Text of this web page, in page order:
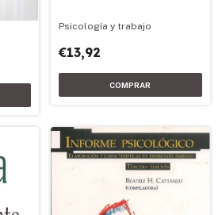
Psicología y trabajo
€13,92